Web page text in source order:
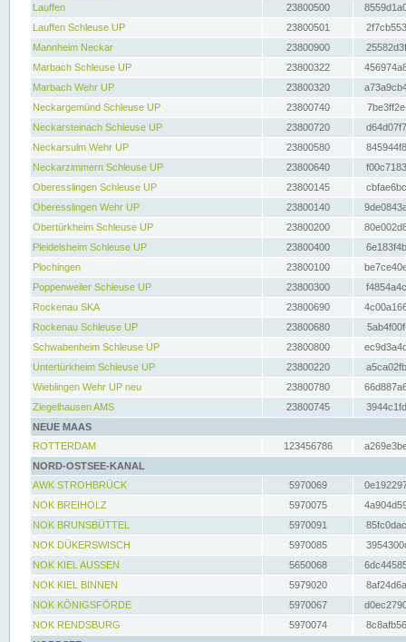
Lauffen
23800500
Lauffen Schleuse UP
23800501
Mannheim Neckar
23800900
Marbach Schleuse UP
23800322
Marbach Wehr UP
23800320
Neckargemünd Schleuse UP
23800740
Neckarsteinach Schleuse UP
23800720
Neckarsulm Wehr UP
23800580
Neckarzimmern Schleuse UP
23800640
Oberesslingen Schleuse UP
23800145
Oberesslingen Wehr UP
23800140
Obertürkheim Schleuse UP
23800200
Pleidelsheim Schleuse UP
23800400
Plochingen
23800100
Poppenweiler Schleuse UP
23800300
Rockenau SKA
23800690
Rockenau Schleuse UP
23800680
Schwabenheim Schleuse UP
23800800
Untertürkheim Schleuse UP
23800220
Wieblingen Wehr UP neu
23800780
Ziegelhausen AMS
23800745
NEUE MAAS
ROTTERDAM
123456786
NORD-OSTSEE-KANAL
AWK STROHBRÜCK
5970069
NOK BREIHOLZ
5970075
NOK BRUNSBÜTTEL
5970091
NOK DÜKERSWISCH
5970085
NOK KIEL AUSSEN
5650068
NOK KIEL BINNEN
5979020
NOK KÖNIGSFÖRDE
5970067
NOK RENDSBURG
5970074